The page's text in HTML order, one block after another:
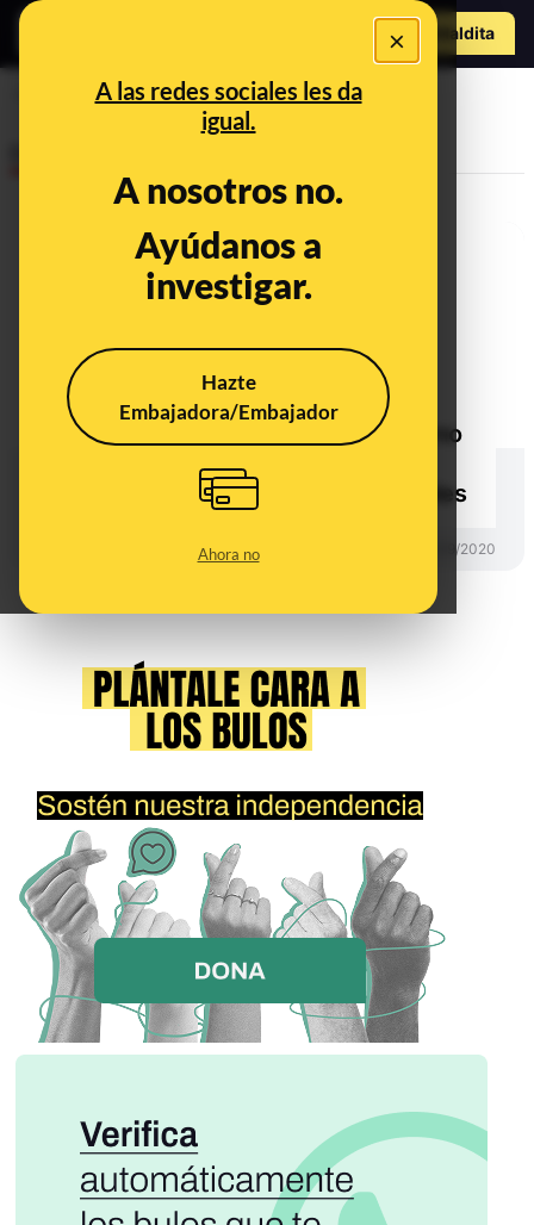
×
A las redes sociales les da
igual.
A nosotros no.
Ayúdanos a
investigar.
Hazte
Embajadora/Embajador
Ahora no
Hazte Maldita
No hay pruebas de que el Gobierno
esté "dispuesto" a congelar las
cuentas bancarias de los españoles
11/09/2020